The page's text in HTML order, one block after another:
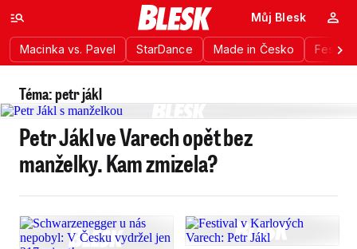
Macinka vs. Pavel StarDance Made in Česko
Můj Blesk
Téma: petr jákl
Petr Jákl ve Varech opět bez
manželky. Kam zmizela?